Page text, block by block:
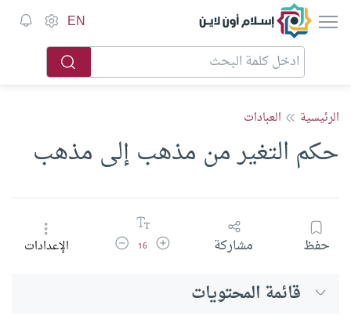
إسلام أون لاين EN
الرئيسية العبادات
حكم التغير من مذهب إلى مذهب
حفظ مشاركة زيادة حجم الخط
16 تقليل حجم الخطالإعدادات
قائمة المحتويات